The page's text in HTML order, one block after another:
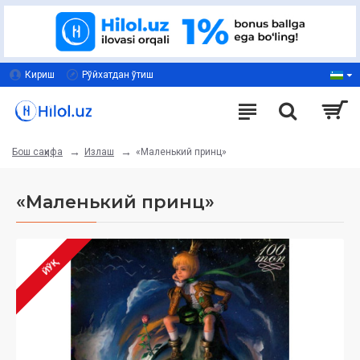
Кириш Рўйхатдан ўтиш
Бош саҳифа Излаш «Маленький принц»
«Маленький принц»
ЙЎҚ